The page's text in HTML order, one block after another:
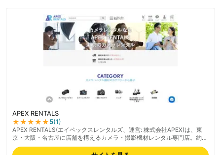
APEX RENTALS
★★★★★5(1)
APEX RENTALS(エイペックスレンタルズ、運営: 株式会社APEX)は、東
京・大阪・名古屋に店舗を構えるカメラ・撮影機材レンタル専門店。約
400種類超のカメラ・レンズラインナップでビデオカメラや交換レンズ等
の映像機材を取り扱う。レンタル前日到着で実質1日無料、バッテリー2